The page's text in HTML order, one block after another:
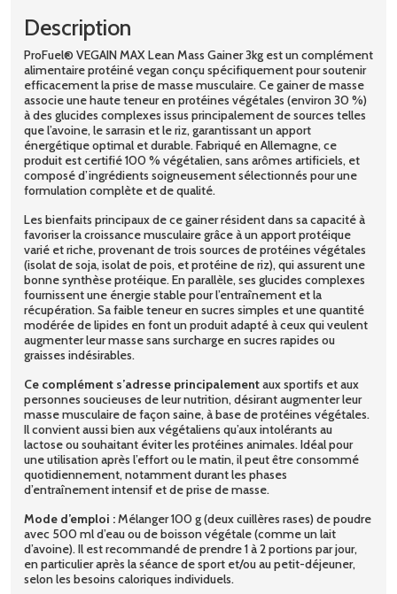
Description
ProFuel® VEGAIN MAX Lean Mass Gainer 3kg est un complément
alimentaire protéiné vegan conçu spécifiquement pour soutenir
efficacement la prise de masse musculaire. Ce gainer de masse
associe une haute teneur en protéines végétales (environ 30 %)
à des glucides complexes issus principalement de sources telles
que l’avoine, le sarrasin et le riz, garantissant un apport
énergétique optimal et durable. Fabriqué en Allemagne, ce
produit est certifié 100 % végétalien, sans arômes artificiels, et
composé d’ingrédients soigneusement sélectionnés pour une
formulation complète et de qualité.
Les bienfaits principaux de ce gainer résident dans sa capacité à
favoriser la croissance musculaire grâce à un apport protéique
varié et riche, provenant de trois sources de protéines végétales
(isolat de soja, isolat de pois, et protéine de riz), qui assurent une
bonne synthèse protéique. En parallèle, ses glucides complexes
fournissent une énergie stable pour l’entraînement et la
récupération. Sa faible teneur en sucres simples et une quantité
modérée de lipides en font un produit adapté à ceux qui veulent
augmenter leur masse sans surcharge en sucres rapides ou
graisses indésirables.
Ce complément s’adresse principalementaux sportifs et aux
personnes soucieuses de leur nutrition, désirant augmenter leur
masse musculaire de façon saine, à base de protéines végétales.
Il convient aussi bien aux végétaliens qu’aux intolérants au
lactose ou souhaitant éviter les protéines animales. Idéal pour
une utilisation après l’effort ou le matin, il peut être consommé
quotidiennement, notamment durant les phases
d’entraînement intensif et de prise de masse.
Mode d’emploi :Mélanger 100 g (deux cuillères rases) de poudre
avec 500 ml d’eau ou de boisson végétale (comme un lait
d’avoine). Il est recommandé de prendre 1 à 2 portions par jour,
en particulier après la séance de sport et/ou au petit-déjeuner,
selon les besoins caloriques individuels.